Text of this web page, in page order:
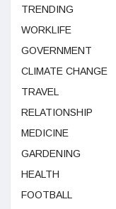
TRENDING
WORKLIFE
GOVERNMENT
CLIMATE CHANGE
TRAVEL
RELATIONSHIP
MEDICINE
GARDENING
HEALTH
FOOTBALL